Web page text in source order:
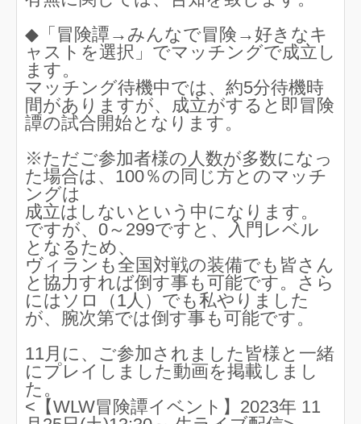
◆「冒険譚→みんなで冒険→好きなキ
ャストを選択」でマッチングで成立し
ます。
マッチング待機中では、約5分待機時
間がありますが、成立がすると即冒険
譚の試合開始となります。
※ただご参加者様の人数が多数になっ
た場合は、100％の同じ方とのマッチ
ングは
成立はしないという中になります。
ですが、0～299ですと、入門レベル
となるため、
ヴィランも全国対戦の装備でも皆さん
と協力すれば倒す事も可能です。さら
にはソロ（1人）でも私やりました
が、腕次第では倒す事も可能です。
11月に、ご参加されました皆様と一緒
にプレイしました動画を掲載しまし
た。
<【WLW冒険譚イベント】2023年 11